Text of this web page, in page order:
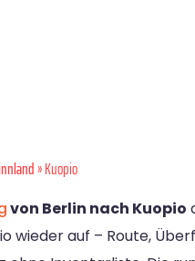
» Kuopio
von Berlin nach Kuopio
wieder auf – Route,